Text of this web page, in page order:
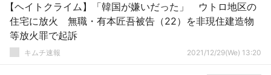
【ヘイトクライム】「韓国が嫌いだった」 ウトロ地区の
住宅に放火 無職・有本匠吾被告（22）を非現住建造物
等放火罪で起訴
キムチ速報 2021/12/29(We) 13:20